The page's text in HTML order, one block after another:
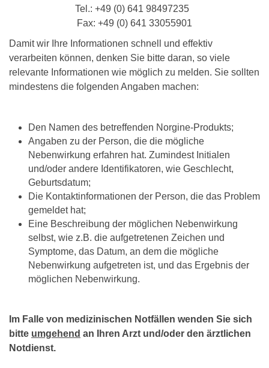
Tel.: +49 (0) 641 98497235
Fax: +49 (0) 641 33055901
Damit wir Ihre Informationen schnell und effektiv
verarbeiten können, denken Sie bitte daran, so viele
relevante Informationen wie möglich zu melden. Sie sollten
mindestens die folgenden Angaben machen:
Den Namen des betreffenden Norgine-Produkts;
Angaben zu der Person, die die mögliche
Nebenwirkung erfahren hat. Zumindest Initialen
und/oder andere Identifikatoren, wie Geschlecht,
Geburtsdatum;
Die Kontaktinformationen der Person, die das Problem
gemeldet hat;
Eine Beschreibung der möglichen Nebenwirkung
selbst, wie z.B. die aufgetretenen Zeichen und
Symptome, das Datum, an dem die mögliche
Nebenwirkung aufgetreten ist, und das Ergebnis der
möglichen Nebenwirkung.
Im Falle von medizinischen Notfällen wenden Sie sich
bitte umgehend an Ihren Arzt und/oder den ärztlichen
Notdienst.